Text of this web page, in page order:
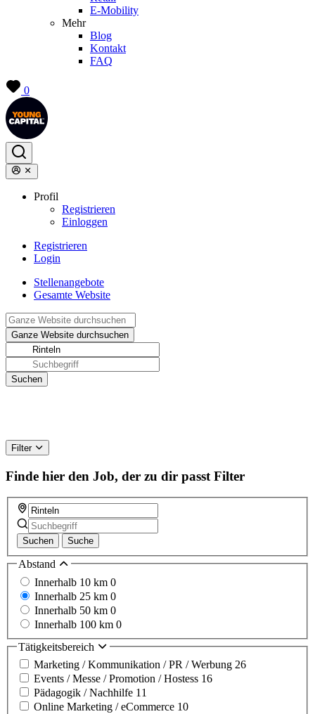
E-Mobility
Mehr
Blog
Kontakt
FAQ
0
Profil
Registrieren
Einloggen
Registrieren
Login
Stellenangebote
Gesamte Website
Filter
Finde hier den Job, der zu dir passt Filter
Suchen Suche
Abstand
Innerhalb 10 km 0
Innerhalb 25 km 0
Innerhalb 50 km 0
Innerhalb 100 km 0
Tätigkeitsbereich
Marketing / Kommunikation / PR / Werbung 26
Events / Messe / Promotion / Hostess 16
Pädagogik / Nachhilfe 11
Online Marketing / eCommerce 10